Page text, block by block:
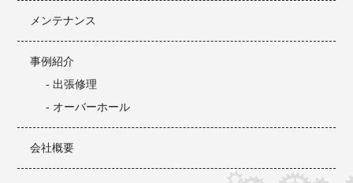
メンテナンス
事例紹介
- 出張修理
- オーバーホール
会社概要